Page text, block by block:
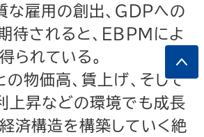
な雇用の創出、ＧＤＰへの
待されると、ＥＢＰＭによ
られている。
物価高、賃上げ、そして
上昇などの環境でも成長
済構造を構築していく絶